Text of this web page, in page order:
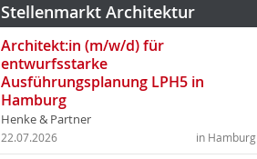
Stellenmarkt Architektur
Architekt:in (m/w/d) für
entwurfsstarke
Ausführungsplanung LPH5 in
Hamburg
Henke & Partner
in Hamburg
22.07.2026